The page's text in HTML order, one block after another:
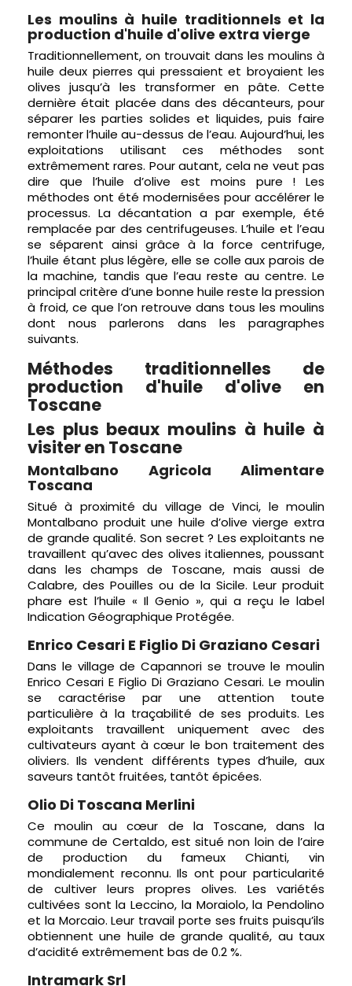
Les moulins à huile traditionnels et la
production d'huile d'olive extra vierge
Traditionnellement, on trouvait dans les moulins à
huile deux pierres qui pressaient et broyaient les
olives jusqu’à les transformer en pâte. Cette
dernière était placée dans des décanteurs, pour
séparer les parties solides et liquides, puis faire
remonter l’huile au-dessus de l’eau. Aujourd’hui, les
exploitations utilisant ces méthodes sont
extrêmement rares. Pour autant, cela ne veut pas
dire que l’huile d’olive est moins pure ! Les
méthodes ont été modernisées pour accélérer le
processus. La décantation a par exemple, été
remplacée par des centrifugeuses. L’huile et l’eau
se séparent ainsi grâce à la force centrifuge,
l’huile étant plus légère, elle se colle aux parois de
la machine, tandis que l’eau reste au centre. Le
principal critère d’une bonne huile reste la pression
à froid, ce que l’on retrouve dans tous les moulins
dont nous parlerons dans les paragraphes
suivants.
Méthodes traditionnelles de
production d'huile d'olive en
Toscane
Les plus beaux moulins à huile à
visiter en Toscane
Montalbano Agricola Alimentare
Toscana
Situé à proximité du village de Vinci, le moulin
Montalbano produit une huile d’olive vierge extra
de grande qualité. Son secret ? Les exploitants ne
travaillent qu’avec des olives italiennes, poussant
dans les champs de Toscane, mais aussi de
Calabre, des Pouilles ou de la Sicile. Leur produit
phare est l’huile « Il Genio », qui a reçu le label
Indication Géographique Protégée.
Enrico Cesari E Figlio Di Graziano Cesari
Dans le village de Capannori se trouve le moulin
Enrico Cesari E Figlio Di Graziano Cesari. Le moulin
se caractérise par une attention toute
particulière à la traçabilité de ses produits. Les
exploitants travaillent uniquement avec des
cultivateurs ayant à cœur le bon traitement des
oliviers. Ils vendent différents types d’huile, aux
saveurs tantôt fruitées, tantôt épicées.
Olio Di Toscana Merlini
Ce moulin au cœur de la Toscane, dans la
commune de Certaldo, est situé non loin de l’aire
de production du fameux Chianti, vin
mondialement reconnu. Ils ont pour particularité
de cultiver leurs propres olives. Les variétés
cultivées sont la Leccino, la Moraiolo, la Pendolino
et la Morcaio. Leur travail porte ses fruits puisqu’ils
obtiennent une huile de grande qualité, au taux
d’acidité extrêmement bas de 0.2 %.
Intramark Srl